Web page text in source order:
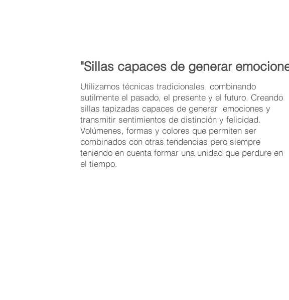
"Sillas capaces de generar
Utilizamos técnicas tradicionales, combinando
sutilmente el pasado, el presente y el futuro. Creando
sillas tapizadas capaces de generar emociones y
transmitir sentimientos de distinción y felicidad.
Volúmenes, formas y colores que permiten ser
combinados con otras tendencias pero siempre
teniendo en cuenta formar una unidad que perdure en
el tiempo.